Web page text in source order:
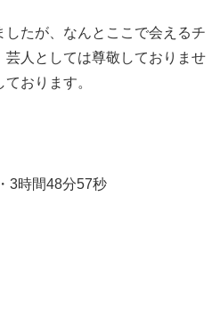
たが、なんとここで会えるチ
人としては尊敬しておりませ
おります。
3時間48分57秒